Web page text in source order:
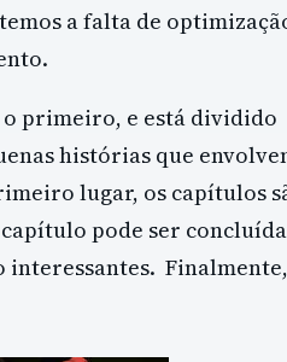
a falta de
primeiro, e está dividido
histórias que
lugar, os capítulos
pode ser concluída
interessantes. Finalmente,